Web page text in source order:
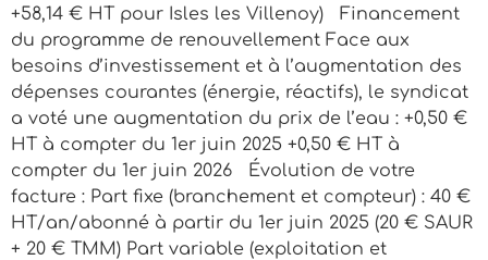
+58,14 € HT pour Isles les Villenoy) Financement
du programme de renouvellement Face aux
besoins d’investissement et à l’augmentation des
dépenses courantes (énergie, réactifs), le syndicat
a voté une augmentation du prix de l’eau : +0,50 €
HT à compter du 1er juin 2025 +0,50 € HT à
compter du 1er juin 2026 Évolution de votre
facture : Part fixe (branchement et compteur) : 40 €
HT/an/abonné à partir du 1er juin 2025 (20 € SAUR
+ 20 € TMM) Part variable (exploitation et